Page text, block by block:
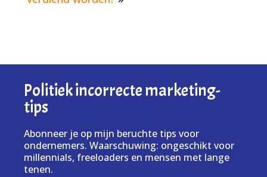
Politiek incorrecte marketing-
tips
Abonneer je op mijn beruchte tips voor
ondernemers. Waarschuwing: ongeschikt voor
millennials, freeloaders en mensen met lange
tenen.